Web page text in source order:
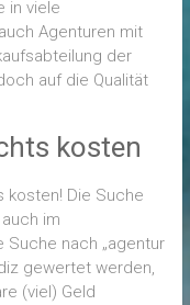
in viele
Agenturen mit
der
auf die Qualität
kosten
kosten! Die Suche
im
Suche nach „agentur
gewertet werden,
(viel) Geld